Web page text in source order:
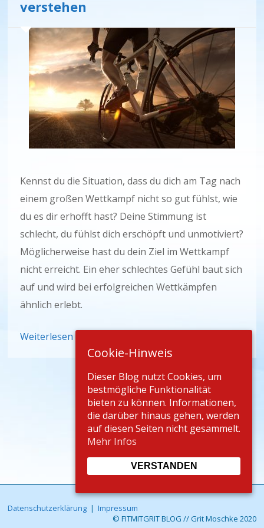
verstehen
Kennst du die Situation, dass du dich am Tag nach
einem großen Wettkampf nicht so gut fühlst, wie
du es dir erhofft hast? Deine Stimmung ist
schlecht, du fühlst dich erschöpft und unmotiviert?
Möglicherweise hast du dein Ziel im Wettkampf
nicht erreicht. Ein eher schlechtes Gefühl baut sich
auf und wird bei erfolgreichen Wettkämpfen
ähnlich erlebt.
Weiterlesen
Datenschutzerklärung | Impressum
© FITMITGRIT BLOG // Grit Moschke 2020
Cookie-Hinweis
Dieser Blog nutzt Cookies, um
bestmögliche Funktionalität
bieten zu können. Informationen,
die darüber hinaus gehen, werden
auf diesen Seiten nicht gesammelt.
Mehr Infos
VERSTANDEN